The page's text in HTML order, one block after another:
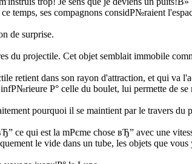
temps, ses compagnons considР№raient
de surprise.
du projectile. Cet objet semblait immobile
retient dans son rayon d'attraction, et qui va
Р° celle du boulet, lui permette de se
pourquoi il se maintient par le travers du
ce qui est la mРєme chose вЂ” avec une
le vide dans un tube, les objets que vous